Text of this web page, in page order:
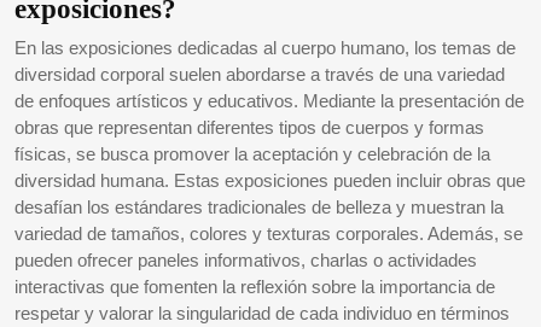
exposiciones?
En las exposiciones dedicadas al cuerpo humano, los temas de
diversidad corporal suelen abordarse a través de una variedad
de enfoques artísticos y educativos. Mediante la presentación de
obras que representan diferentes tipos de cuerpos y formas
físicas, se busca promover la aceptación y celebración de la
diversidad humana. Estas exposiciones pueden incluir obras que
desafían los estándares tradicionales de belleza y muestran la
variedad de tamaños, colores y texturas corporales. Además, se
pueden ofrecer paneles informativos, charlas o actividades
interactivas que fomenten la reflexión sobre la importancia de
respetar y valorar la singularidad de cada individuo en términos